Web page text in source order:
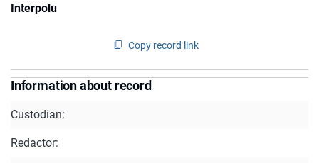
Interpolu
Copy record link
Information about record
Custodian:
Redactor: